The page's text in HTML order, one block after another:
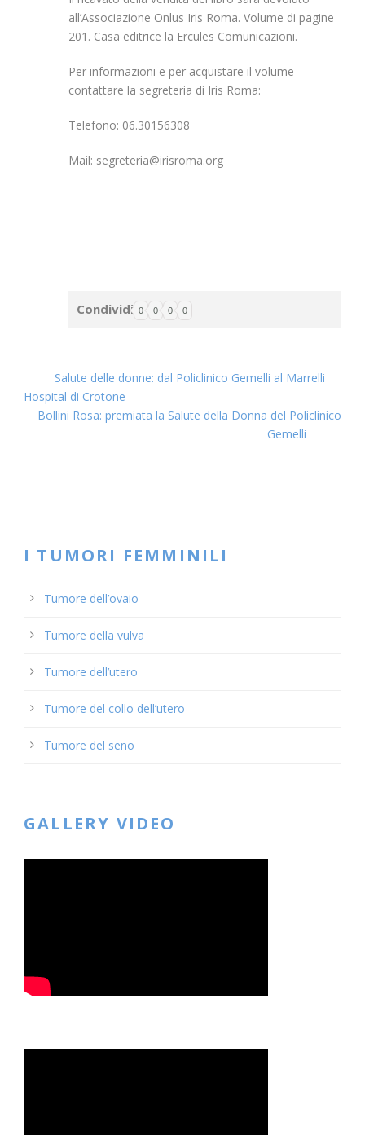
all’Associazione Onlus Iris Roma. Volume di pagine
201. Casa editrice la Ercules Comunicazioni.
Per informazioni e per acquistare il volume
contattare la segreteria di Iris Roma:
Telefono: 06.30156308
Mail: segreteria@irisroma.org
Condividi 0 0 0 0
Salute delle donne: dal Policlinico Gemelli al Marrelli
Hospital di Crotone
Bollini Rosa: premiata la Salute della Donna del Policlinico
Gemelli
I TUMORI FEMMINILI
Tumore dell’ovaio
Tumore della vulva
Tumore dell’utero
Tumore del collo dell’utero
Tumore del seno
GALLERY VIDEO